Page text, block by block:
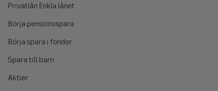
Privatlån Enkla lånet
Börja pensionsspara
Börja spara i fonder
Spara till barn
Aktier